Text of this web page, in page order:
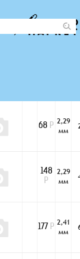
68 Р
2,29
мм
148
Р
2,29
мм
177 Р
2,41
мм